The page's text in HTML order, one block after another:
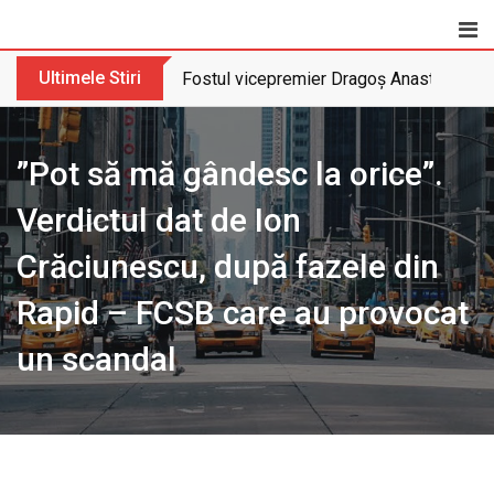
Ultimele Stiri Fostul vicepremier Dragoș Anastasiu
”Pot să mă gândesc la orice”.
Verdictul dat de Ion
Crăciunescu, după fazele din
Rapid – FCSB care au provocat
un scandal